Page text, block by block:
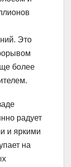
Это
более
радует
и яркими
на